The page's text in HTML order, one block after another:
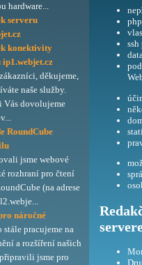
ssh
hardware...
serveru
konektivity
ip1.webjet.cz
děkujeme,
naše služby.
Vás dovolujeme
RoundCube
jsme webové
rozhraní pro čtení
(na adrese
náročné
stále pracujeme na
a rozšíření našich
jsme pro